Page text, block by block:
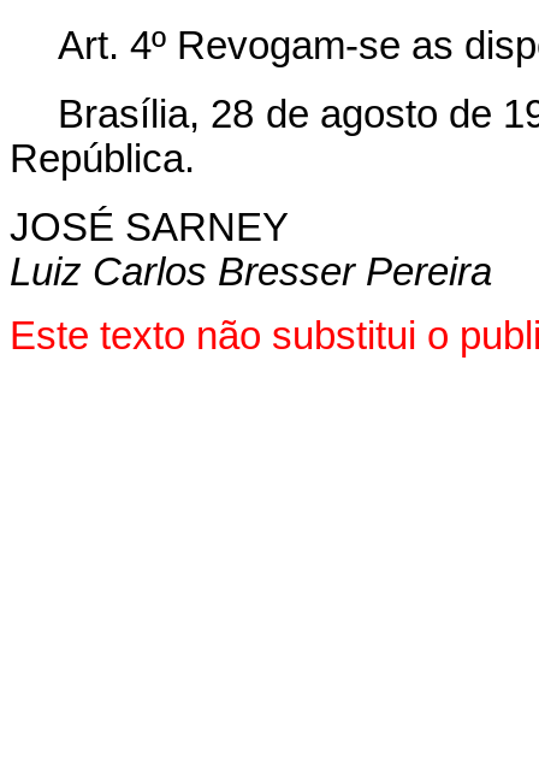
Art. 4º Revogam-se as
Brasília, 28 de agosto de
República.
JOSÉ SARNEY
Luiz Carlos Bresser Pereira
Este texto não substitui o